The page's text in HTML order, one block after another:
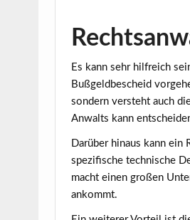
Es kann sehr hilfreich
Bußgeldbescheid
sondern versteht auch
Anwalts kann
Darüber hinaus kann
spezifische technische
macht einen großen
ankommt.